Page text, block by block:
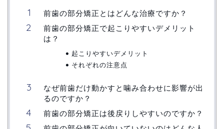
前歯の部分矯正とはどんな治療ですか？
前歯の部分矯正で起こりやすいデメリット
は？
起こりやすいデメリット
それぞれの注意点
なぜ前歯だけ動かすと噛み合わせに影響が出
るのですか？
前歯の部分矯正は後戻りしやすいのですか？